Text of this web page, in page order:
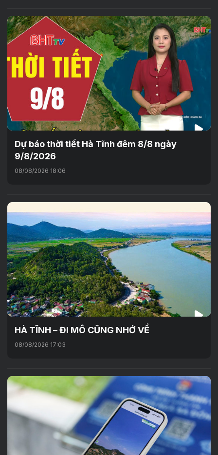
Dự báo thời tiết Hà Tĩnh đêm 8/8 ngày
9/8/2026
08/08/2026 18:06
HÀ TĨNH – ĐI MÔ CŨNG NHỚ VỀ
08/08/2026 17:03